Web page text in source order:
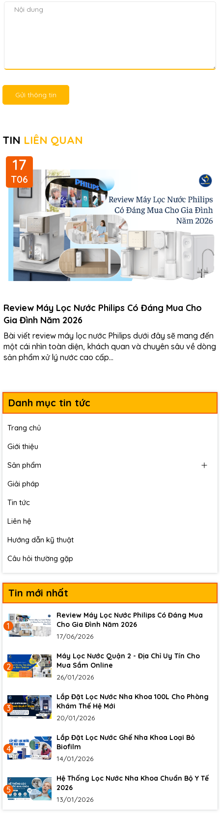
Gửi thông tin
TIN LIÊN QUAN
17
T06
Review Máy Lọc Nước Philips Có Đáng Mua Cho
Gia Đình Năm 2026
Bài viết review máy lọc nước Philips dưới đây sẽ mang đến
một cái nhìn toàn diện, khách quan và chuyên sâu về dòng
sản phẩm xử lý nước cao cấp...
Danh mục tin tức
Trang chủ
Giới thiệu
Sản phẩm
Giải pháp
Tin tức
Liên hệ
Hướng dẫn kỹ thuật
Câu hỏi thường gặp
Tin mới nhất
1
Review Máy Lọc Nước Philips Có Đáng Mua
Cho Gia Đình Năm 2026
17/06/2026
2
Máy Lọc Nước Quận 2 - Địa Chỉ Uy Tín Cho
Mua Sắm Online
26/01/2026
3
Lắp Đặt Lọc Nước Nha Khoa 100L Cho Phòng
Khám Thế Hệ Mới
20/01/2026
4
Lắp Đặt Lọc Nước Ghế Nha Khoa Loại Bỏ
Biofilm
14/01/2026
5
Hệ Thống Lọc Nước Nha Khoa Chuẩn Bộ Y Tế
2026
13/01/2026